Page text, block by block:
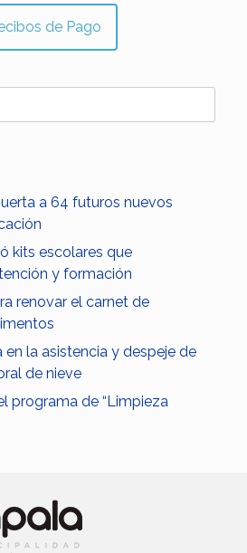
de Pago
a 64 futuros nuevos
kits escolares que
y formación
renovar el carnet de
en la asistencia y despeje de
de nieve
programa de “Limpieza